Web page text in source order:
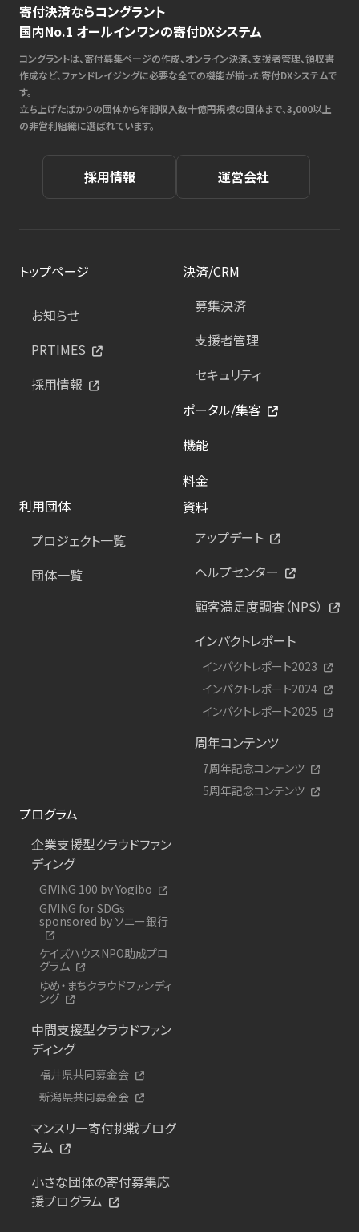
寄付決済ならコングラント
国内No.1 オールインワンの寄付DXシステム
コングラントは、寄付募集ページの作成、オンライン決済、支援者管理、領収書
作成など、ファンドレイジングに必要な全ての機能が揃った寄付DXシステムで
す。
立ち上げたばかりの団体から年間収入数十億円規模の団体まで、3,000以上
の非営利組織に選ばれています。
採用情報 運営会社
トップページ
お知らせ
PRTIMES
採用情報
決済/CRM
募集決済
支援者管理
セキュリティ
ポータル/集客
機能
料金
利用団体
プロジェクト一覧
団体一覧
資料
アップデート
ヘルプセンター
顧客満足度調査（NPS）
インパクトレポート
インパクトレポート2023
インパクトレポート2024
インパクトレポート2025
周年コンテンツ
7周年記念コンテンツ
5周年記念コンテンツ
プログラム
企業支援型クラウドファン
ディング
GIVING 100 by Yogibo
GIVING for SDGs
sponsored by ソニー銀行
ケイズハウスNPO助成プロ
グラム
ゆめ・まちクラウドファンディ
ング
中間支援型クラウドファン
ディング
福井県共同募金会
新潟県共同募金会
マンスリー寄付挑戦プログ
ラム
小さな団体の寄付募集応
援プログラム